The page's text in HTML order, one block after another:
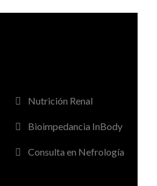
Nutrición Renal
Bioimpedancia InBody
Consulta en Nefrología